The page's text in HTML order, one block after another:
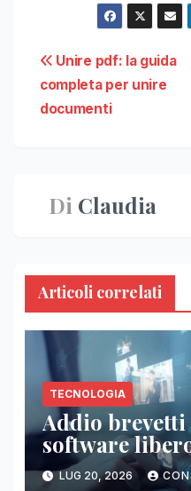
Navigazione
articoli
Unire pdf: la guida
completa per unire
documenti
Di Claudia
Articoli correlati
TECNOLOGIA
Addio brevetti
software
LUG 20, 2026